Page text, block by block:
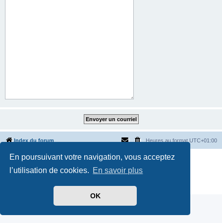
En poursuivant votre navigation, vous acceptez
l’utilisation de cookies. En savoir plus
OK
Index du forum Heures au format UTC+01:00
Développé parphpBB® Forum Software © phpBB Limited
Traduit par
phpBB-fr.com
Style parSide-car club Français